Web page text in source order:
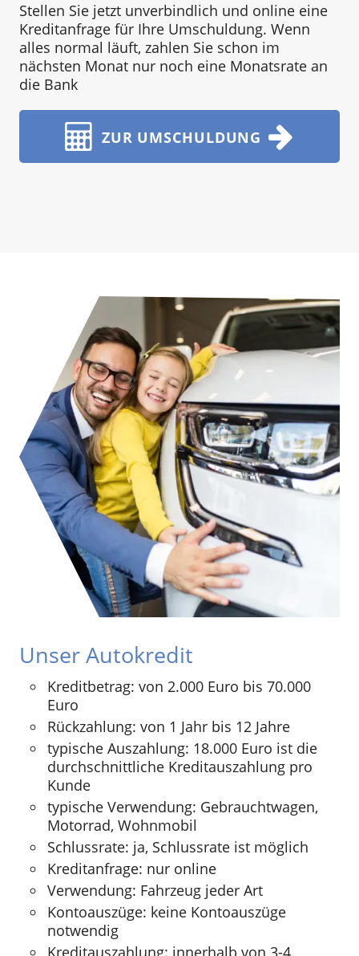
Stellen Sie jetzt unverbindlich und online eine
Kreditanfrage für Ihre Umschuldung. Wenn
alles normal läuft, zahlen Sie schon im
nächsten Monat nur noch eine Monatsrate an
die Bank
ZUR UMSCHULDUNG
Unser Autokredit
Kreditbetrag: von 2.000 Euro bis 70.000
Euro
Rückzahlung: von 1 Jahr bis 12 Jahre
typische Auszahlung: 18.000 Euro ist die
durchschnittliche Kreditauszahlung pro
Kunde
typische Verwendung: Gebrauchtwagen,
Motorrad, Wohnmobil
Schlussrate: ja, Schlussrate ist möglich
Kreditanfrage: nur online
Verwendung: Fahrzeug jeder Art
Kontoauszüge: keine Kontoauszüge
notwendig
Kreditauszahlung: innerhalb von 3-4